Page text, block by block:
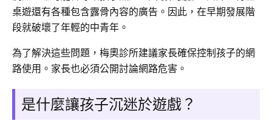
桌遊還有各種包含露骨內容的廣告。因此，在早期發展階
段就破壞了年輕的中青年。
為了解決這些問題，梅奧診所建議家長確保控制孩子的網
路使用。家長也必須公開討論網路危害。
是什麼讓孩子沉迷於遊戲？